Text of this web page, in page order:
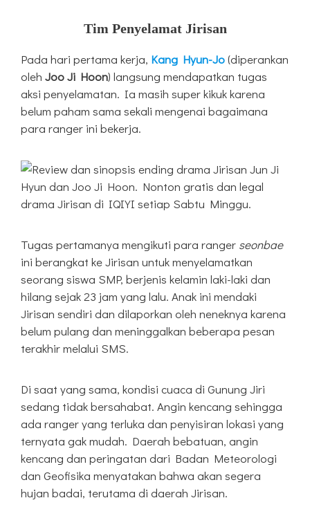
Tim Penyelamat Jirisan
Pada hari pertama kerja, Kang Hyun-Jo(diperankan
oleh Joo Ji Hoon) langsung mendapatkan tugas
aksi penyelamatan. Ia masih super kikuk karena
belum paham sama sekali mengenai bagaimana
para ranger ini bekerja.
Tugas pertamanya mengikuti para ranger seonbae
ini berangkat ke Jirisan untuk menyelamatkan
seorang siswa SMP, berjenis kelamin laki-laki dan
hilang sejak 23 jam yang lalu. Anak ini mendaki
Jirisan sendiri dan dilaporkan oleh neneknya karena
belum pulang dan meninggalkan beberapa pesan
terakhir melalui SMS.
Di saat yang sama, kondisi cuaca di Gunung Jiri
sedang tidak bersahabat. Angin kencang sehingga
ada ranger yang terluka dan penyisiran lokasi yang
ternyata gak mudah. Daerah bebatuan, angin
kencang dan peringatan dari Badan Meteorologi
dan Geofisika menyatakan bahwa akan segera
hujan badai, terutama di daerah Jirisan.